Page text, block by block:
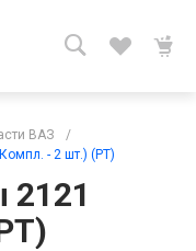
ВАЗ
/
- 2 шт.) (РТ)
2121